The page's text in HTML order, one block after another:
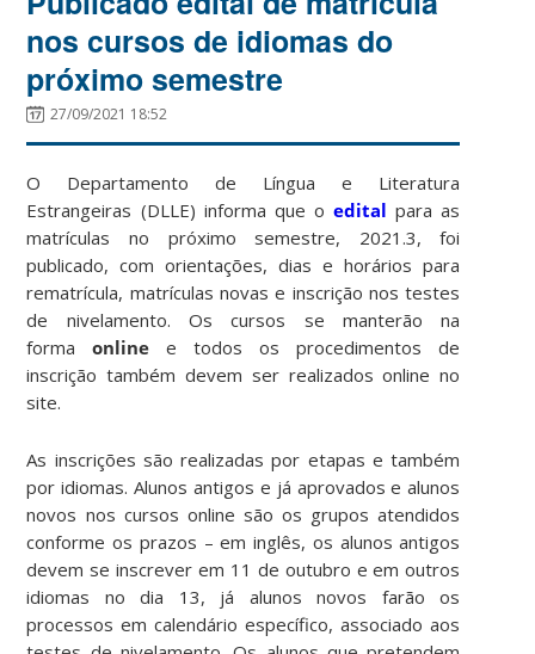
nos cursos de idiomas do
próximo semestre
27/09/2021 18:52
O Departamento de Língua e Literatura
Estrangeiras (DLLE) informa que oeditalpara as
matrículas no próximo semestre, 2021.3, foi
publicado, com orientações, dias e horários para
rematrícula, matrículas novas e inscrição nos testes
de nivelamento. Os cursos se manterão na
formaonline e todos os procedimentos de
inscrição também devem ser realizados online no
site.
As inscrições são realizadas por etapas e também
por idiomas. Alunos antigos e já aprovados e alunos
novos nos cursos online são os grupos atendidos
conforme os prazos – em inglês, os alunos antigos
devem se inscrever em 11 de outubro e em outros
idiomas no dia 13, já alunos novos farão os
processos em calendário específico, associado aos